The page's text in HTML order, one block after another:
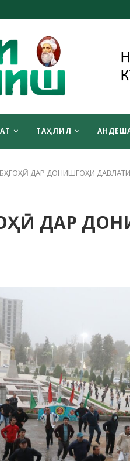
ТАҲЛИЛ
ДАР ДОНИШГОҲИ
ДАР